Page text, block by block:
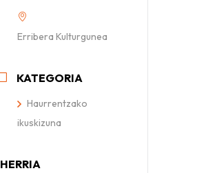
Erribera Kulturgunea
KATEGORIA
Haurrentzako
ikuskizuna
HERRIA